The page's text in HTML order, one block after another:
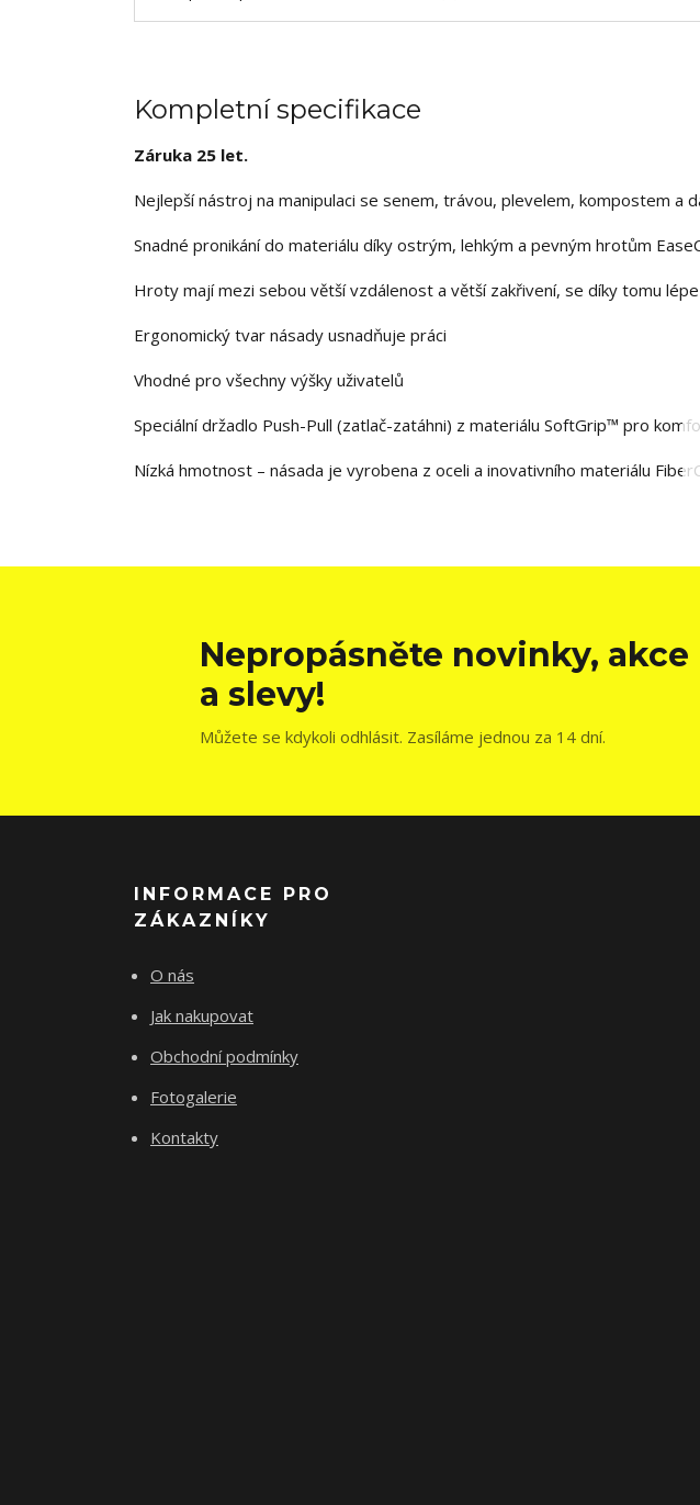
Kompletní specifikace
Záruka 25 let.
Nejlepší nástroj na manipulaci se senem, trávou, plevelem, kompostem a
Snadné pronikání do materiálu díky ostrým, lehkým a pevným hrotům
Hroty mají mezi sebou větší vzdálenost a větší zakřivení, se díky tomu
Ergonomický tvar násady usnadňuje práci
Vhodné pro všechny výšky uživatelů
Speciální držadlo Push-Pull (zatlač-zatáhni) z materiálu SoftGrip™ pro
Nízká hmotnost – násada je vyrobena z oceli a inovativního materiálu
Nepropásněte novinky, akce
a slevy!
Můžete se kdykoli odhlásit. Zasíláme jednou za 14 dní.
INFORMACE PRO
ZÁKAZNÍKY
O nás
Jak nakupovat
Obchodní podmínky
Fotogalerie
Kontakty